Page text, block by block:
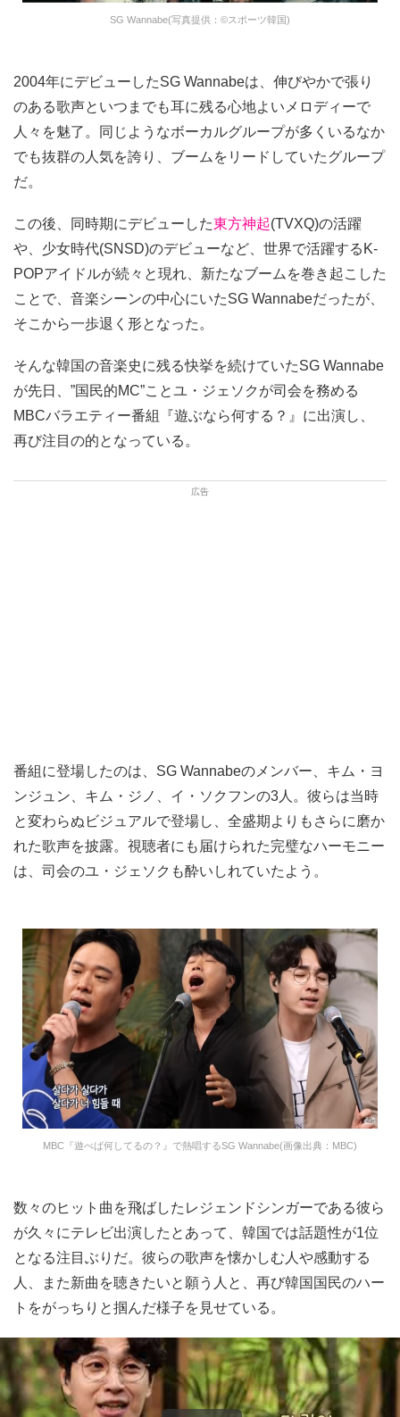
SG Wannabe(写真提供：©スポーツ韓国)
2004年にデビューしたSG Wannabeは、伸びやかで張り
のある歌声といつまでも耳に残る心地よいメロディーで
人々を魅了。同じようなボーカルグループが多くいるなか
でも抜群の人気を誇り、ブームをリードしていたグループ
だ。
この後、同時期にデビューした東方神起(TVXQ)の活躍
や、少女時代(SNSD)のデビューなど、世界で活躍するK-
POPアイドルが続々と現れ、新たなブームを巻き起こした
ことで、音楽シーンの中心にいたSG Wannabeだったが、
そこから一歩退く形となった。
そんな韓国の音楽史に残る快挙を続けていたSG Wannabe
が先日、”国民的MC”ことユ・ジェソクが司会を務める
MBCバラエティー番組『遊ぶなら何する？』に出演し、
再び注目の的となっている。
番組に登場したのは、SG Wannabeのメンバー、キム・ヨ
ンジュン、キム・ジノ、イ・ソクフンの3人。彼らは当時
と変わらぬビジュアルで登場し、全盛期よりもさらに磨か
れた歌声を披露。視聴者にも届けられた完璧なハーモニー
は、司会のユ・ジェソクも酔いしれていたよう。
MBC『遊べば何してるの？』で熱唱するSG Wannabe(画像出典：MBC)
数々のヒット曲を飛ばしたレジェンドシンガーである彼ら
が久々にテレビ出演したとあって、韓国では話題性が1位
となる注目ぶりだ。彼らの歌声を懐かしむ人や感動する
人、また新曲を聴きたいと願う人と、再び韓国国民のハー
トをがっちりと掴んだ様子を見せている。